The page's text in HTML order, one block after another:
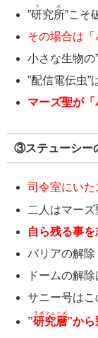
”研究所
ラボ
”こそ
その場合は
小さな生物の
”配信電伝虫”
マーズ聖が
③ステューシー
司令室にい
二人はマー
自ら残る事
バリアの解除
ドームの解
サニー号は
”研究層
ラボフェーズ
”か